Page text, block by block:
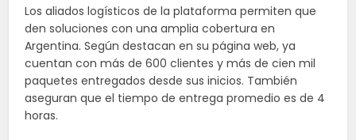
Los aliados logísticos de la plataforma permiten que
den soluciones con una amplia cobertura en
Argentina. Según destacan en su página web, ya
cuentan con más de 600 clientes y más de cien mil
paquetes entregados desde sus inicios. También
aseguran que el tiempo de entrega promedio es de 4
horas.